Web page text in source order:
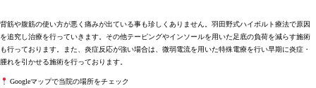
背筋や腹筋の使い方が悪く痛みが出ている事も珍しくありません。羽田野式ハイボルト療法で原因
を追究し治療を行っていきます。その他テーピングやインソールを用いた足底の負荷を減らす施術
も行っております。また、炎症反応が強い場合は、微弱電流を用いた特殊電療を行い早期に炎症・
腫れを引かせる施術を行っております。
Googleマップで当院の場所をチェック